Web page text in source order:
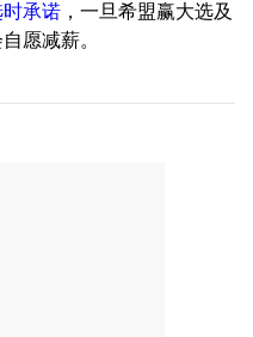
时承诺 ，一旦希盟赢大选及
愿减薪。